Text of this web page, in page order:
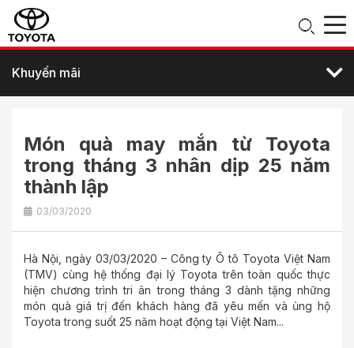
Khuyến mãi
Món quà may mắn từ Toyota
trong tháng 3 nhân dịp 25 năm
thành lập
03/03/2020
Hà Nội, ngày 03/03/2020 – Công ty Ô tô Toyota Việt Nam
(TMV) cùng hệ thống đại lý Toyota trên toàn quốc thực
hiện chương trình tri ân trong tháng 3 dành tặng những
món quà giá trị đến khách hàng đã yêu mến và ủng hộ
Toyota trong suốt 25 năm hoạt động tại Việt Nam...